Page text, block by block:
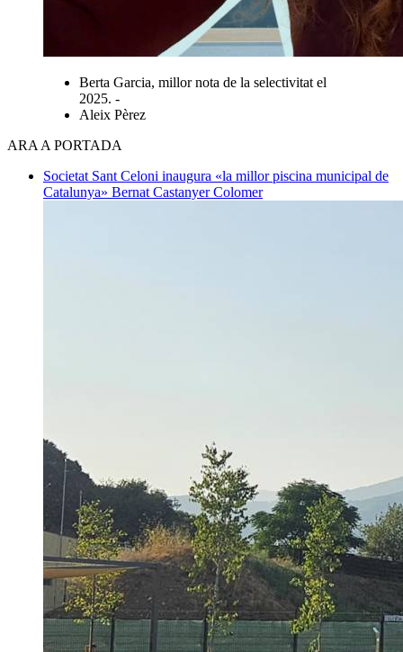
Berta Garcia, millor nota de la selectivitat el
2025. -
Aleix Pèrez
ARA A PORTADA
Societat Sant Celoni inaugura «la millor piscina municipal de
Catalunya» Bernat Castanyer Colomer